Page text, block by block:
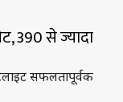
390 से ज्यादा
सफलतापूर्वक